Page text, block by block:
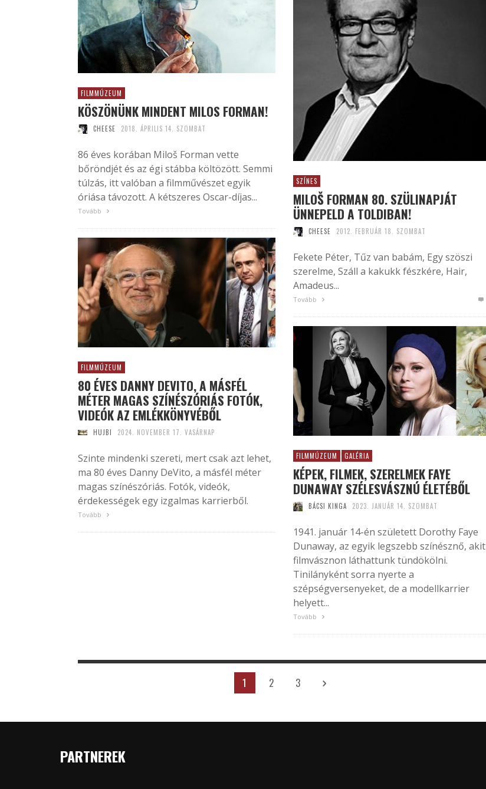
FILMMÚZEUM
KÖSZÖNÜNK MINDENT MILOS FORMAN!
CHEESE 2018. ÁPRILIS 14. SZOMBAT
86 éves korában Miloš Forman vette
bőröndjét és az égi stábba költözött. Semmi
túlzás, itt valóban a filmművészet egyik
óriása távozott. A kétszeres Oscar-díjas...
Tovább
SZÍNES
MILOŠ FORMAN 80. SZÜLINAPJÁT
ÜNNEPELD A TOLDIBAN!
CHEESE 2012. FEBRUÁR 18. SZOMBAT
Fekete Péter, Tűz van babám, Egy szöszi
szerelme, Száll a kakukk fészkére, Hair,
Amadeus...
Tovább
FILMMÚZEUM
80 ÉVES DANNY DEVITO, A MÁSFÉL
MÉTER MAGAS SZÍNÉSZÓRIÁS FOTÓK,
VIDEÓK AZ EMLÉKKÖNYVÉBŐL
HUJBI 2024. NOVEMBER 17. VASÁRNAP
Szinte mindenki szereti, mert csak azt lehet,
ma 80 éves Danny DeVito, a másfél méter
magas színészóriás. Fotók, videók,
érdekességek egy izgalmas karrierből.
Tovább
FILMMÚZEUM GALÉRIA
KÉPEK, FILMEK, SZERELMEK FAYE
DUNAWAY SZÉLESVÁSZNÚ ÉLETÉBŐL
BÁCSI KINGA 2023. JANUÁR 14. SZOMBAT
1941. január 14-én született Dorothy Faye
Dunaway, az egyik legszebb színésznő, akit
filmvásznon láthattunk tündökölni.
Tinilányként sorra nyerte a
szépségversenyeket, de a modellkarrier
helyett...
Tovább
1 2 3
PARTNEREK